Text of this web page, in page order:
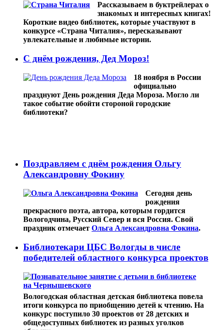
Рассказываем в буктрейлерах о
знакомых и интересных книгах!
Короткие видео библиотек, которые участвуют в
конкурсе «Страна Читалия»‎, пересказывают
увлекательные и любимые истории.
С днём рождения, Дед Мороз!
18 ноября в России
официально
празднуют День рождения Деда Мороза. Могло ли
такое событие обойти стороной городские
библиотеки?
Поздравляем с днём рождения Ольгу
Александровну Фокину
Сегодня день
рождения
прекрасного поэта, автора, которым гордится
Вологодчина, Русский Север и вся Россия. Свой
праздник отмечает Ольга Александровна Фокина.
Библиотекари ЦБС Вологды в числе
победителей областного конкурса проектов
Вологодская областная детская библиотека повела
итоги конкурса по приобщению детей к чтению. На
конкурс поступило 30 проектов от 28 детских и
общедоступных библиотек из разных уголков